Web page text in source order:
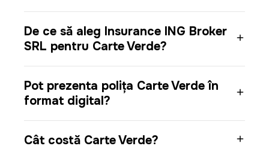
De ce să aleg Insurance ING Broker
SRL pentru Carte Verde?
Pot prezenta polița Carte Verde în
format digital?
Cât costă Carte Verde?